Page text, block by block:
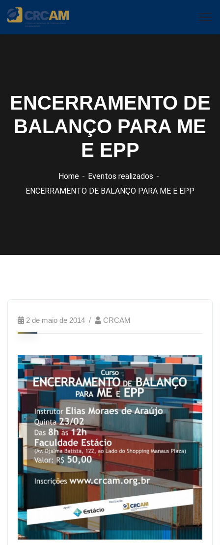
ENCERRAMENTO DE
BALANÇO PARA ME
E EPP
Home
Eventos realizados
ENCERRAMENTO DE BALANÇO PARA ME E EPP
2 de maio de 2014 CRCAM